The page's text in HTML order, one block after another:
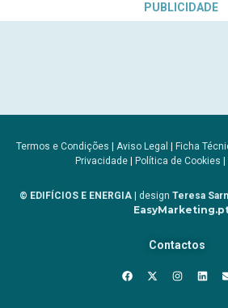
PUBLICIDADE
Termos e Condições Aviso Legal Ficha
Privacidade| Política de Cookies
© EDIFÍCIOS E ENERGIA | design Teresa
Contactos